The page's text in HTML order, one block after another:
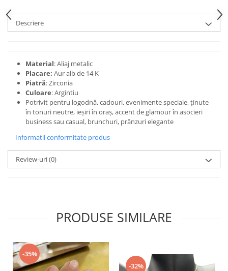
Descriere
Material: Aliaj metalic
Placare: Aur alb de 14 K
Piatră: Zirconia
Culoare: Argintiu
Potrivit pentru logodnă, cadouri, evenimente speciale, ținute
în tonuri neutre, ieșiri în oraș, accent de glamour în asocieri
business sau casual, brunchuri, prânzuri elegante
Informatii conformitate produs
Review-uri(0)
PRODUSE SIMILARE
-35%
-32%